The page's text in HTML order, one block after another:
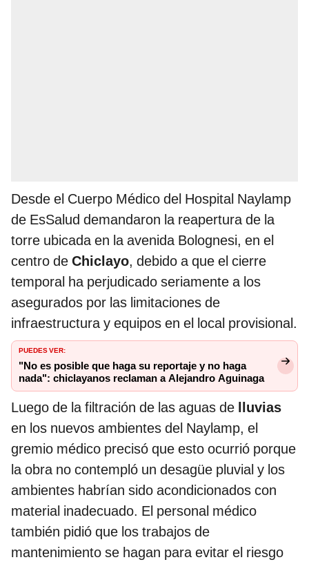
Desde el Cuerpo Médico del Hospital Naylamp
de EsSalud demandaron la reapertura de la
torre ubicada en la avenida Bolognesi, en el
centro de Chiclayo, debido a que el cierre
temporal ha perjudicado seriamente a los
asegurados por las limitaciones de
infraestructura y equipos en el local provisional.
PUEDES VER:
"No es posible que haga su reportaje y no haga
nada": chiclayanos reclaman a Alejandro Aguinaga
Luego de la filtración de las aguas de lluvias
en los nuevos ambientes del Naylamp, el
gremio médico precisó que esto ocurrió porque
la obra no contempló un desagüe pluvial y los
ambientes habrían sido acondicionados con
material inadecuado. El personal médico
también pidió que los trabajos de
mantenimiento se hagan para evitar el riesgo